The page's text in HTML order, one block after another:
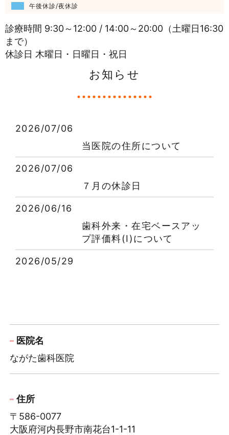
午後休診/夜休診
診療時間 9:30～12:00 / 14:00～20:00（土曜日16:30
まで）
休診日 木曜日・日曜日・祝日
お知らせ
2026/07/06
当医院の住所について
2026/07/06
７月の休診日
2026/06/16
歯科外来・在宅ベースアッ
プ評価料(Ⅰ)について
2026/05/29
2026/03/31
2026/03/05
医院名
ながた歯科医院
住所
〒586-0077
大阪府河内長野市南花台1-1-11